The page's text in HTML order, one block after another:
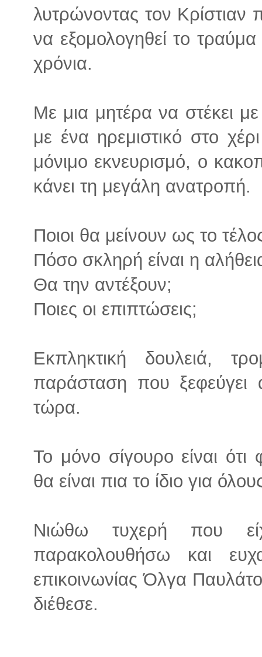
λυτρώνοντας τον Κρίστιαν
να εξομολογηθεί το
χρόνια.
Με μια μητέρα να στέκει
με ένα ηρεμιστικό στο
μόνιμο εκνευρισμό, ο
κάνει τη μεγάλη ανατροπή.
Ποιοι θα μείνουν ως το
Πόσο σκληρή είναι η
Θα την αντέξουν;
Ποιες οι επιπτώσεις;
Εκπληκτική δουλειά,
παράσταση που
τώρα.
Το μόνο σίγουρο είναι ότι
θα είναι πια το ίδιο για
Νιώθω τυχερή που
παρακολουθήσω και
επικοινωνίας Όλγα
διέθεσε.